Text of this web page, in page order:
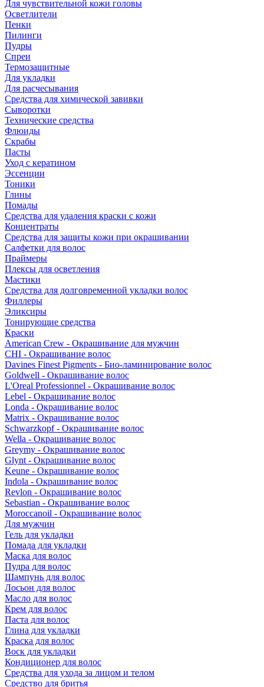
Для чувствительной кожи головы
Осветлители
Пенки
Пилинги
Пудры
Спреи
Термозащитные
Для укладки
Для расчесывания
Средства для химической завивки
Сыворотки
Технические средства
Флюиды
Скрабы
Пасты
Уход с кератином
Эссенции
Тоники
Глины
Помады
Средства для удаления краски с кожи
Концентраты
Средства для защиты кожи при окрашивании
Салфетки для волос
Праймеры
Плексы для осветления
Мастики
Средства для долговременной укладки волос
Филлеры
Эликсиры
Тонирующие средства
Краски
American Crew - Окрашивание для мужчин
CHI - Окрашивание волос
Davines Finest Pigments - Био-ламинирование волос
Goldwell - Окрашивание волос
L'Oreal Professionnel - Окрашивание волос
Lebel - Окрашивание волос
Londa - Окрашивание волос
Matrix - Окрашивание волос
Schwarzkopf - Окрашивание волос
Wella - Окрашивание волос
Greymy - Окрашивание волос
Glynt - Окрашивание волос
Keune - Окрашивание волос
Indola - Окрашивание волос
Revlon - Окрашивание волос
Sebastian - Окрашивание волос
Moroccanoil - Окрашивание волос
Для мужчин
Гель для укладки
Помада для укладки
Маска для волос
Пудра для волос
Шампунь для волос
Лосьон для волос
Масло для волос
Крем для волос
Паста для волос
Глина для укладки
Краска для волос
Воск для укладки
Кондиционер для волос
Средства для ухода за лицом и телом
Средство для бритья